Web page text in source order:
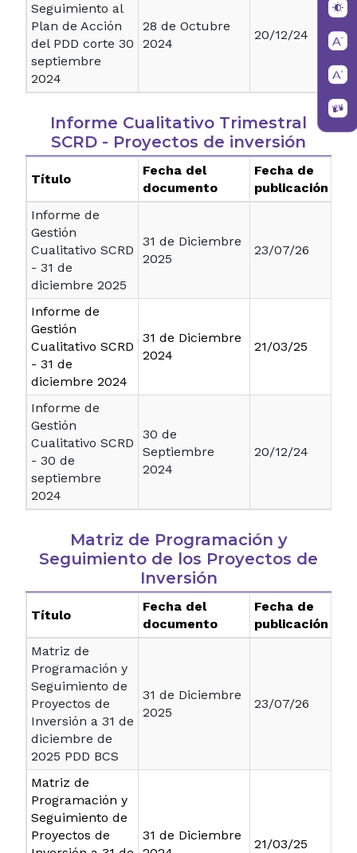
Seguimiento al
Plan de Acción
del PDD corte 30
septiembre
2024
28 de Octubre
2024
20/12/24
Informe Cualitativo Trimestral
SCRD - Proyectos de inversión
Título
Fecha del
documento
Fecha de
publicación
Informe de
Gestión
Cualitativo SCRD
- 31 de
diciembre 2025
31 de Diciembre
2025
23/07/26
Informe de
Gestión
Cualitativo SCRD
- 31 de
diciembre 2024
31 de Diciembre
2024
21/03/25
Informe de
Gestión
Cualitativo SCRD
- 30 de
septiembre
2024
30 de
Septiembre
2024
20/12/24
Matriz de Programación y
Seguimiento de los Proyectos de
Inversión
Título
Fecha del
documento
Fecha de
publicación
Matriz de
Programación y
Seguimiento de
Proyectos de
Inversión a 31 de
diciembre de
2025 PDD BCS
31 de Diciembre
2025
23/07/26
Matriz de
Programación y
Seguimiento de
Proyectos de
31 de Diciembre
21/03/25